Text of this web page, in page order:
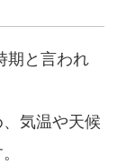
期と言われ
気温や天候